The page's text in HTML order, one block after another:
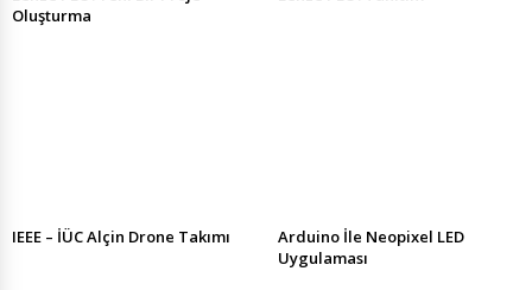
Oluşturma
IEEE – İÜC Alçin Drone Takımı
Arduino İle Neopixel LED
Uygulaması